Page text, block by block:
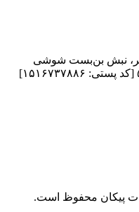
نبش بن‌بست شوشی
پیکان محفوظ است.